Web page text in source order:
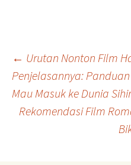
Navigasi
Tulisan
← Urutan Nonton Film
Penjelasannya:
Mau Masuk ke Dunia Sihir
Rekomendasi Film